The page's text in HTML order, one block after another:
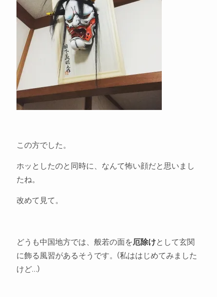
この方でした。
ホッとしたのと同時に、なんて怖い顔だと思いまし
たね。
改めて見て。
どうも中国地方では、般若の面を厄除けとして玄関
に飾る風習があるそうです。(私ははじめてみました
けど…)